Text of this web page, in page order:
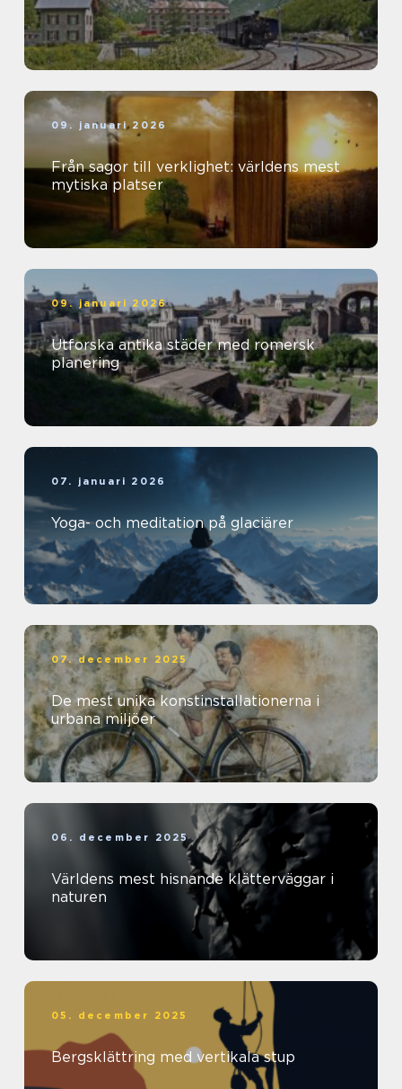
09. januari 2026
Från sagor till verklighet: världens mest
mytiska platser
09. januari 2026
Utforska antika städer med romersk
planering
07. januari 2026
Yoga- och meditation på glaciärer
07. december 2025
De mest unika konstinstallationerna i
urbana miljöer
06. december 2025
Världens mest hisnande klätterväggar i
naturen
05. december 2025
Bergsklättring med vertikala stup